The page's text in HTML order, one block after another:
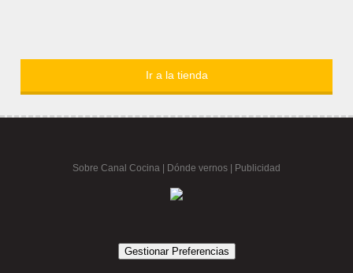
Ir a la tienda
Sobre Canal Cocina Dónde vernos | Publicidad
Gestionar Preferencias